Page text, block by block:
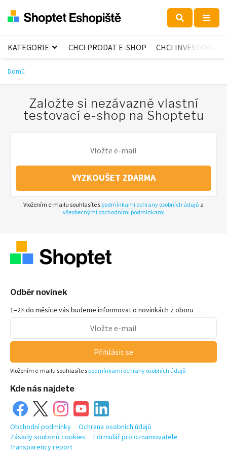
KATEGORIE CHCI PRODAT E-SHOP CHCI INVESTOVAT
Domů
Založte si nezávazně vlastní
testovací e-shop na Shoptetu
VYZKOUŠET ZDARMA
Vložením e-mailu souhlasíte s podmínkami ochrany osobních údajů a
všeobecnými obchodními podmínkami
Odběr novinek
1–2× do měsíce vás budeme informovat o novinkách z oboru
Přihlásit se
Vložením e-mailu souhlasíte s podmínkami ochrany osobních údajů
Kde nás najdete
Obchodní podmínky
Ochrana osobních údajů
Zásady souborů cookies
Formulář pro oznamovatele
Transparency report